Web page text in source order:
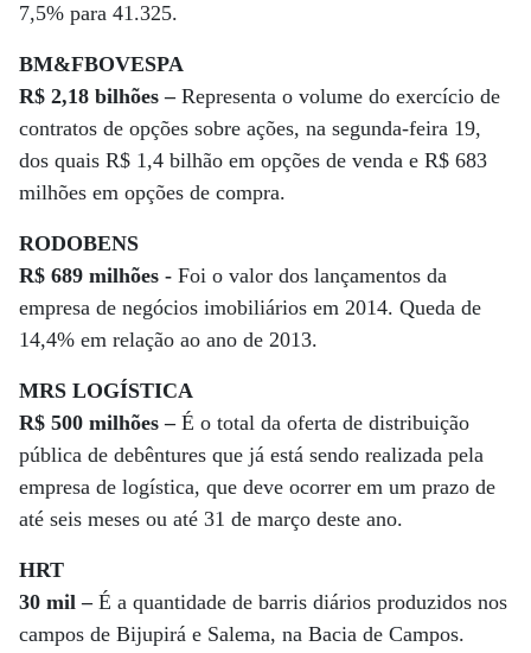
7,5% para 41.325.
BM&FBOVESPA
R$ 2,18 bilhões –Representa o volume do exercício de
contratos de opções sobre ações, na segunda-feira 19,
dos quais R$ 1,4 bilhão em opções de venda e R$ 683
milhões em opções de compra.
RODOBENS
R$ 689 milhões - Foi o valor dos lançamentos da
empresa de negócios imobiliários em 2014. Queda de
14,4% em relação ao ano de 2013.
MRS LOGÍSTICA
R$ 500 milhões –É o total da oferta de distribuição
pública de debêntures que já está sendo realizada pela
empresa de logística, que deve ocorrer em um prazo de
até seis meses ou até 31 de março deste ano.
HRT
30 mil –É a quantidade de barris diários produzidos nos
campos de Bijupirá e Salema, na Bacia de Campos.